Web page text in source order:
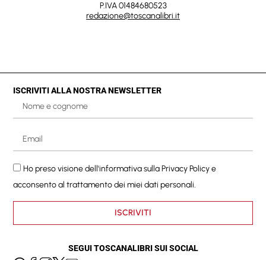
P.IVA 01484680523
redazione@toscanalibri.it
ISCRIVITI ALLA NOSTRA NEWSLETTER
Ho preso visione dell'informativa sullaPrivacy Policye
acconsento al trattamento dei miei dati personali.
ISCRIVITI
SEGUI TOSCANALIBRI SUI SOCIAL